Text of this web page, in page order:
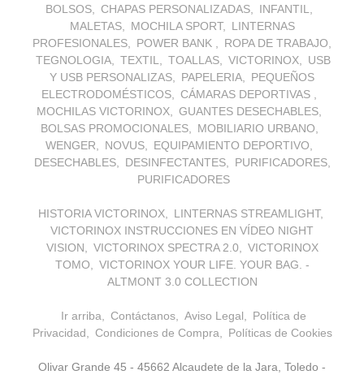
BOLSOS
CHAPAS PERSONALIZADAS
INFANTIL
MALETAS
MOCHILA SPORT
LINTERNAS
PROFESIONALES
POWER BANK
ROPA DE TRABAJO
TEGNOLOGIA
TEXTIL TOALLAS VICTORINOX
USB
Y USB PERSONALIZAS
PAPELERIA
PEQUEÑOS
ELECTRODOMÉSTICOS
CÁMARAS DEPORTIVAS
MOCHILAS VICTORINOX
GUANTES DESECHABLES
BOLSAS PROMOCIONALES
MOBILIARIO URBANO
WENGER
NOVUS
EQUIPAMIENTO DEPORTIVO
DESECHABLES
DESINFECTANTES
PURIFICADORES
PURIFICADORES
HISTORIA VICTORINOX
LINTERNAS STREAMLIGHT
VICTORINOX INSTRUCCIONES EN VÍDEO NIGHT
VISION
VICTORINOX SPECTRA 2.0
VICTORINOX
TOMO
VICTORINOX YOUR LIFE. YOUR BAG. -
ALTMONT 3.0 COLLECTION
Ir arriba Contáctanos Aviso Legal
Política de
Privacidad
Condiciones de Compra Políticas de Cookies
Olivar Grande 45 - 45662 Alcaudete de la Jara, Toledo -